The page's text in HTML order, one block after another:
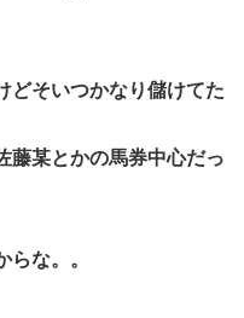
そいつかなり儲けてた
某とかの馬券中心だっ
な。。